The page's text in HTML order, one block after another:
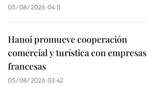
05/08/2026 04:11
Hanoi promueve cooperación
comercial y turística con empresas
francesas
05/08/2026 03:42